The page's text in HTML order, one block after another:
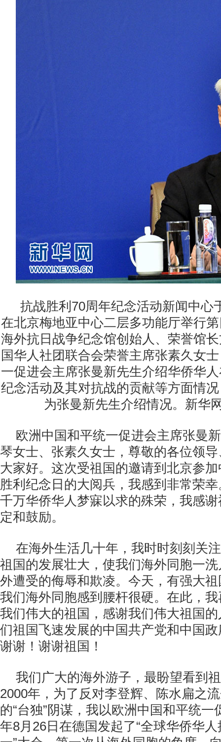
抗战胜利70周年纪念活动新闻中心
在北京梅地亚中心二层多功能厅举行
海外抗日战争纪念馆创始人、荣誉馆
国华人社团联合会荣誉主席张素久女
一促进会主席张曼新先生介绍华侨华
纪念活动及其对抗战的贡献等方面情
为张曼新先生介绍情况。新华
欧洲中国和平统一促进会主席张曼
琴女士、张素久女士，尊敬的各位领
大家好。这次受祖国的邀请到北京参
胜利纪念日的大阅兵，我感到非常荣
千万华侨华人梦寐以求的殊荣，我感
定和鼓励。
在海外生活几十年，我时时刻刻关
祖国的发展壮大，使我们海外同胞一
外遭受的侮辱和欺凌。今天，有强大
我们海外同胞感到腰杆很硬。在此，
我们伟大的祖国，感谢我们伟大祖国
们祖国飞速发展的中国共产党和中国
谢谢！谢谢祖国！
我们广大的海外游子，最盼望看到
2000年，为了反对李登辉、陈水扁之
的“台独”阴谋，我以欧洲中国和平统一
年8月26日在德国发起了“全球华侨华